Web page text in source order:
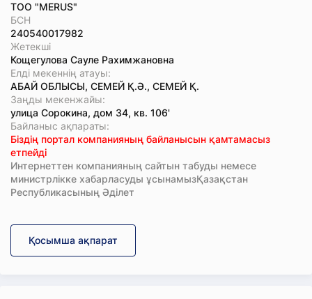
ТОО "MERUS"
БСН
240540017982
Жетекші
Кощегулова Сауле Рахимжановна
Елді мекеннің атауы:
АБАЙ ОБЛЫСЫ, СЕМЕЙ Қ.Ә., СЕМЕЙ Қ.
Заңды мекенжайы:
улица Сорокина, дом 34, кв. 106'
Байланыс ақпараты:
Біздің портал компанияның байланысын қамтамасыз
етпейді
Интернеттен компанияның сайтын табуды немесе
министрлікке хабарласуды ұсынамызҚазақстан
Республикасының Әділет
Қосымша ақпарат